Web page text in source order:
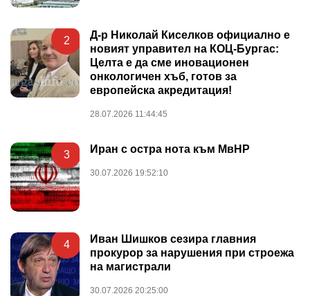
2
Д-р Николай Киселков официално е
новият управител на КОЦ-Бургас:
Целта е да сме иновационен
онкологичен хъб, готов за
европейска акредитация!
28.07.2026 11:44:45
3 Иран с остра нота към МвНР
30.07.2026 19:52:10
4
Иван Шишков сезира главния
прокурор за нарушения при строежа
на магистрали
30.07.2026 20:25:00